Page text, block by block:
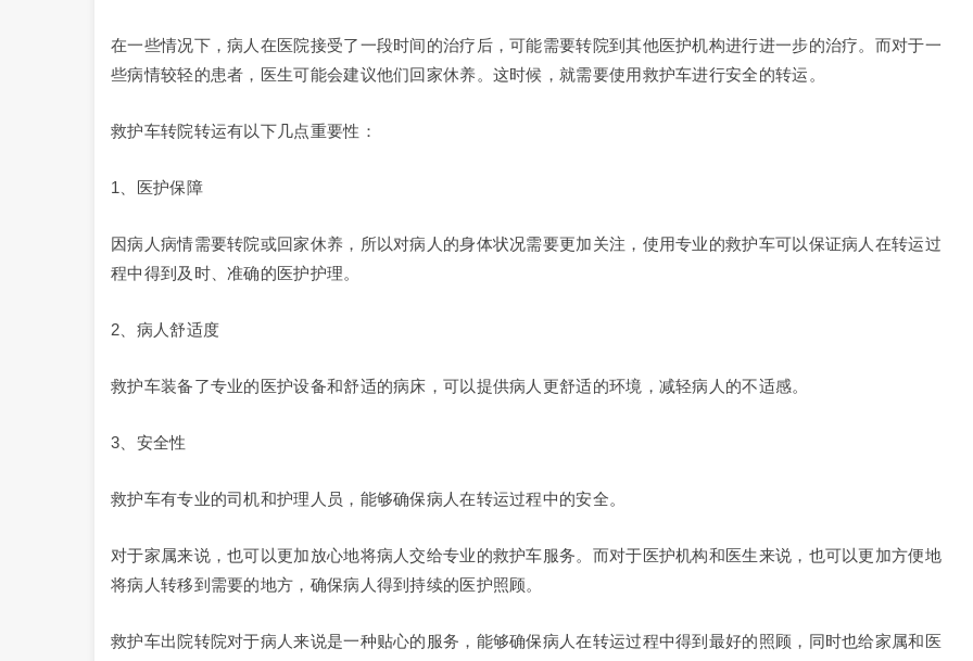
在一些情况下，病人在医院接受了一段时间的治疗后，可能需要转院到其他医护机构进行进一步的治疗。而对于一
些病情较轻的患者，医生可能会建议他们回家休养。这时候，就需要使用救护车进行安全的转运。
救护车转院转运有以下几点重要性：
1、医护保障
因病人病情需要转院或回家休养，所以对病人的身体状况需要更加关注，使用专业的救护车可以保证病人在转运过
程中得到及时、准确的医护护理。
2、病人舒适度
救护车装备了专业的医护设备和舒适的病床，可以提供病人更舒适的环境，减轻病人的不适感。
3、安全性
救护车有专业的司机和护理人员，能够确保病人在转运过程中的安全。
对于家属来说，也可以更加放心地将病人交给专业的救护车服务。而对于医护机构和医生来说，也可以更加方便地
将病人转移到需要的地方，确保病人得到持续的医护照顾。
救护车出院转院对于病人来说是一种贴心的服务，能够确保病人在转运过程中得到最好的照顾，同时也给家属和医